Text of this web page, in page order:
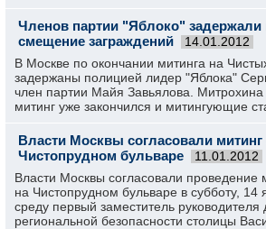
Членов партии "Яблоко" задержали
смещение заграждений
14.01.2012
В Москве по окончании митинга на
задержаны полицией лидер "Яблока"
член партии Майя Завьялова. Митрохина
митинг уже закончился и митингующие
Власти Москвы согласовали митинг
Чистопрудном бульваре
11.01.2012
Власти Москвы согласовали проведение
на Чистопрудном бульваре в субботу,
среду первый заместитель руководителя
региональной безопасности столицы